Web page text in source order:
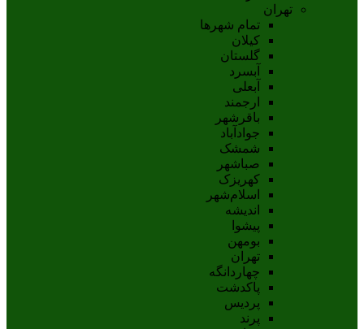
تهران
تمام شهر‌ها
کیلان
گلستان
آبسرد
آبعلی
ارجمند
باقرشهر
جوادآباد
شمشک
صباشهر
کهریزک
اسلام‌شهر
اندیشه
پيشوا
بومهن
تهران
چهاردانگه
پاکدشت
پردیس
پرند